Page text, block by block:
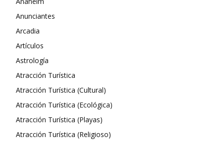
Anunciantes
Arcadia
Artículos
Astrología
Atracción Turística
Atracción Turística (Cultural)
Atracción Turística (Ecológica)
Atracción Turística (Playas)
Atracción Turística (Religioso)